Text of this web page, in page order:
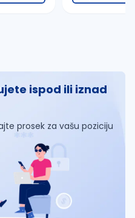
ispod ili iznad
prosek za vašu poziciju